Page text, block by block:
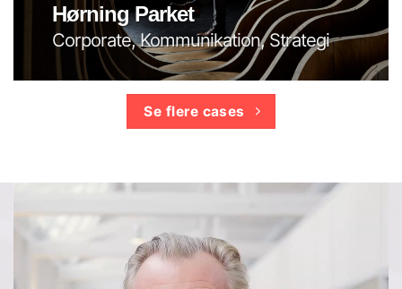
Hørning Parket
Corporate, Kommunikation, Strategi
Se flere cases